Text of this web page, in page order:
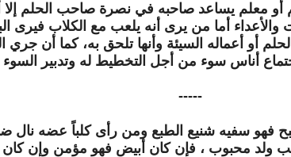
معلم يساعد صاحبه في نصرة صاحب الحلم
والأعداء أما من يرى أنه يلعب مع الكلاب فيرى
أو أعماله السيئة وأنها تلحق به، كما أن
أناس سوء من أجل التخطيط له وتدبير السوء
-----
فهو سفيه شنيع الطبع ومن رأى كلباً عضه نال
ولد محبوب ، فإن كان أبيض فهو مؤمن وإن